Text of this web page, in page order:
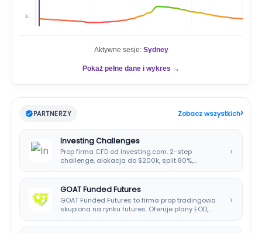
📊
Aktywne sesje: Sydney
Pokaż pełne dane i wykres →
PARTNERZY Zobacz wszystkich›
Investing Challenges
Prop firma CFD od Investing.com. 2-step
challenge, alokacja do $200k, split 80%,
›
GOAT Funded Futures
GOAT Funded Futures to firma prop tradingowa
skupiona na rynku futures. Oferuje plany EOD,…
›